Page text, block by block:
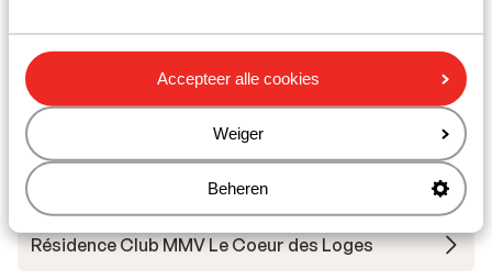
Accepteer alle cookies
Weiger
Beheren
Hotel Village Club du Soleil
Résidence Les Clarines
Résidence Les Clarines - Voordeeltarief
Résidence Club MMV Le Coeur des Loges